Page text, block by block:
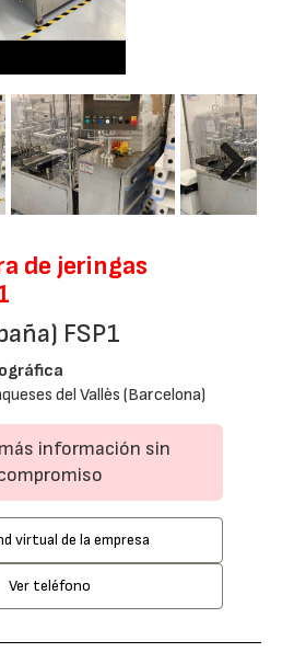
Next
de jeringas
FSP1
del Vallès (Barcelona)
información sin
virtual de la empresa
Ver teléfono